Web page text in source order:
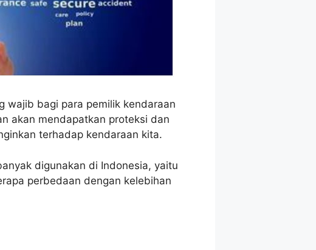
wajib bagi para pemilik kendaraan
akan mendapatkan proteksi dan
terhadap kendaraan kita.
digunakan di Indonesia, yaitu
perbedaan dengan kelebihan